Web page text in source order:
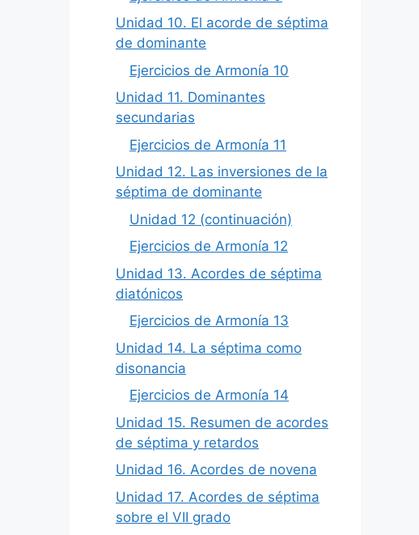
Unidad 10. El acorde de séptima
de dominante
Ejercicios de Armonía 10
Unidad 11. Dominantes
secundarias
Ejercicios de Armonía 11
Unidad 12. Las inversiones de la
séptima de dominante
Unidad 12 (continuación)
Ejercicios de Armonía 12
Unidad 13. Acordes de séptima
diatónicos
Ejercicios de Armonía 13
Unidad 14. La séptima como
disonancia
Ejercicios de Armonía 14
Unidad 15. Resumen de acordes
de séptima y retardos
Unidad 16. Acordes de novena
Unidad 17. Acordes de séptima
sobre el VII grado